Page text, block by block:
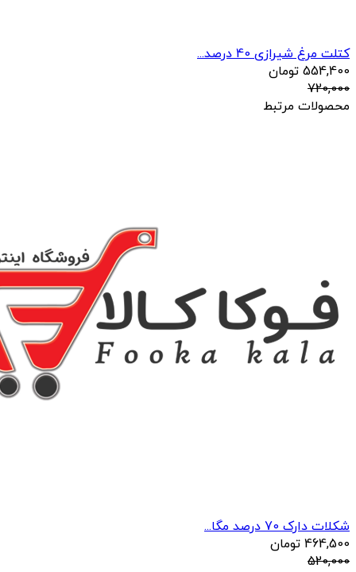
کتلت مرغ شیرازی 40 درصد...
554,400 تومان
720,000
محصولات مرتبط
شکلات دارک 70 درصد مگا...
464,500 تومان
520,000